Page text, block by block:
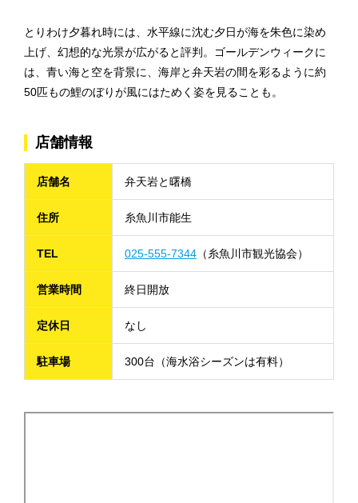
とりわけ夕暮れ時には、水平線に沈む夕日が海を朱色に染め
上げ、幻想的な光景が広がると評判。ゴールデンウィークに
は、青い海と空を背景に、海岸と弁天岩の間を彩るように約
50匹もの鯉のぼりが風にはためく姿を見ることも。
店舗情報
店舗名 弁天岩と曙橋
住所 糸魚川市能生
TEL 025-555-7344 （糸魚川市観光協会）
営業時間 終日開放
定休日 なし
駐車場 300台（海水浴シーズンは有料）